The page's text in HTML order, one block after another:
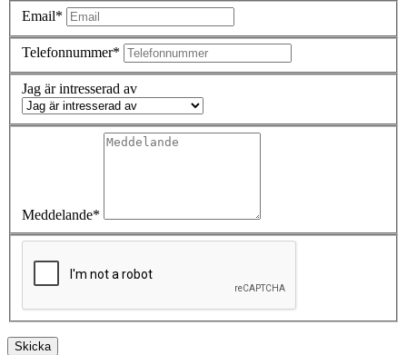
Email*
Telefonnummer*
Jag är intresserad av
Meddelande*
Skicka